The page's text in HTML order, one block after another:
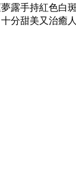
露手持紅色白
分甜美又治癒人